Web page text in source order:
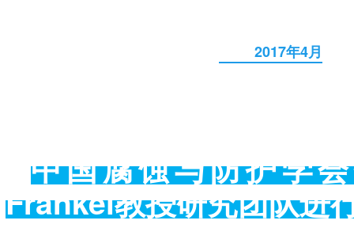
2017年4月
中国腐蚀与防护学
Frankel教授研究团队进